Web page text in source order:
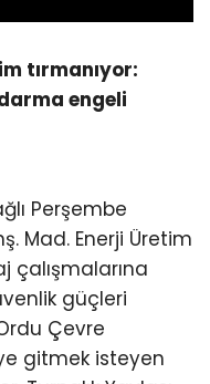
tırmanıyor:
engeli
Perşembe
Mad. Enerji Üretim
çalışmalarına
güçleri
Çevre
gitmek isteyen